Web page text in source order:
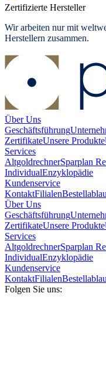
Zertifizierte Hersteller
Wir arbeiten nur mit
Herstellern zusammen.
Über Uns
Geschäftsführung
ZertifikateUnsere Produkte
Services
AltgoldrechnerSparplan
IndividualEnzyklopädie
Kundenservice
KontaktFilialen
Über Uns
Geschäftsführung
ZertifikateUnsere Produkte
Services
AltgoldrechnerSparplan
IndividualEnzyklopädie
Kundenservice
KontaktFilialen
Folgen Sie uns: